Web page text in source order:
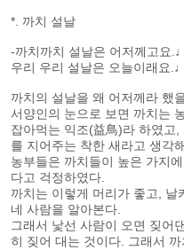
*. 까치 설날
-까치까치 설날은 어저께고요
우리 우리 설날은 오늘이래요
까치의 설날을 왜 어저께라 했
서양인의 눈으로 보면 까치는
잡아먹는 익조(益鳥)라 하였고
를 지어주는 착한 새라고 생각
농부들은 까치들이 높은 가지
다고 걱정하였다.
까치는 이렇게 머리가 좋고,
네 사람을 알아본다.
그래서 낯선 사람이 오면 짖어
히 짖어 대는 것이다. 그래서